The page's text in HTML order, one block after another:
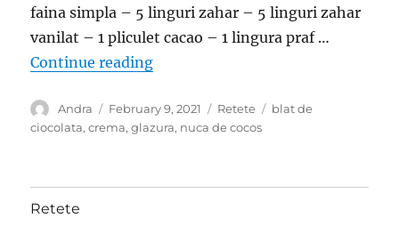
faina simpla – 5 linguri zahar – 5 linguri zahar
vanilat – 1 pliculet cacao – 1 lingura praf …
Continue reading“Desert cu nuca de cocos si
Author
Andra
Posted
on
February 9, 2021 Categories
Retete Tags
blat de
ciocolata,crema,glazura, nuca de cocos
Retete